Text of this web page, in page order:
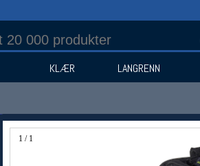
1 / 1
KLÆR LANGRENN